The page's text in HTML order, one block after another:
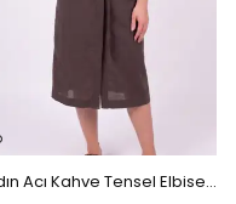
Kadın Acı Kahve Tensel Elbise - Beli Kemerli Cep Detaylı Kısa Kollu Şık Elbise - Acı Kahve